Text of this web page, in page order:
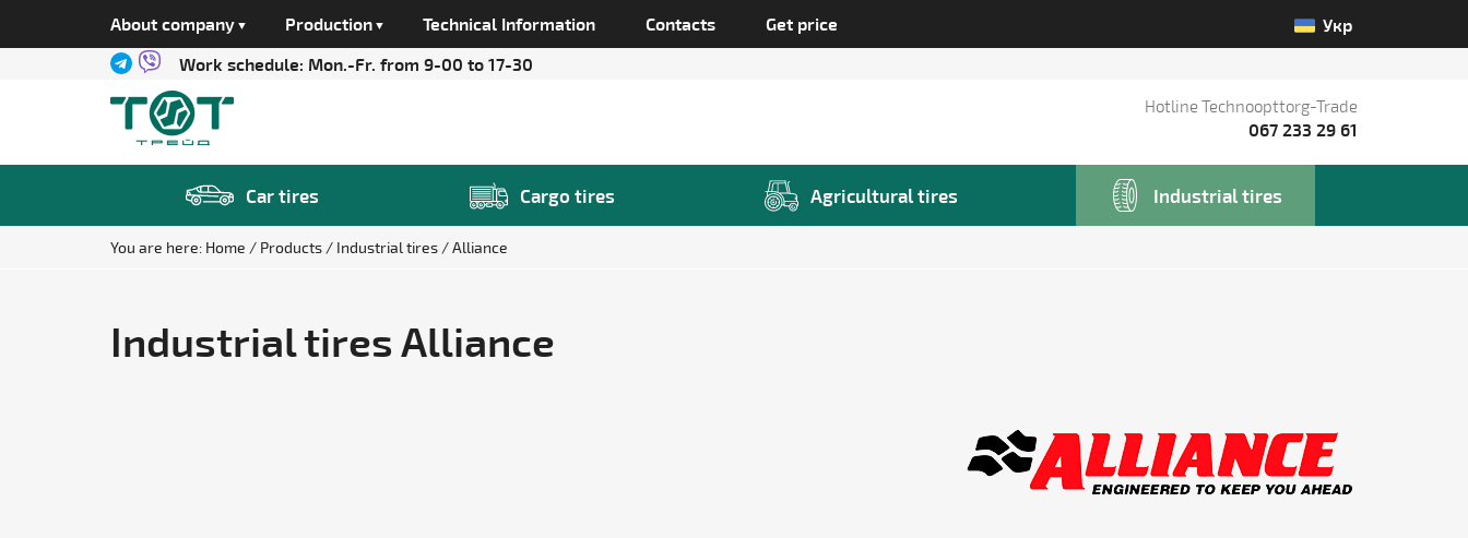
About company Production Technical Information Contacts Get price
Укр
Work schedule: Mon.-Fr. from 9-00 to 17-30
Hotline Technoopttorg-Trade
067 233 29 61
Car tires Cargo tires Agricultural tires Industrial tires
You are here: Home Products Industrial tires Alliance
Industrial tires Alliance